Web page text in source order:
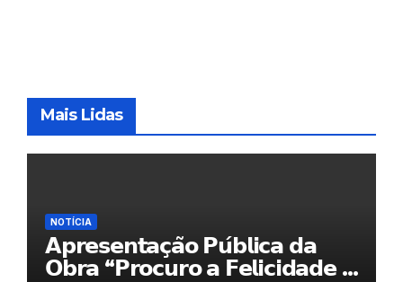
Mais Lidas
NOTÍCIA
𝗔𝗽𝗿𝗲𝘀𝗲𝗻𝘁𝗮𝗰̧𝗮̃𝗼 𝗣𝘂́𝗯𝗹𝗶𝗰𝗮 𝗱𝗮
𝗢𝗯𝗿𝗮 “𝗣𝗿𝗼𝗰𝘂𝗿𝗼 𝗮 𝗙𝗲𝗹𝗶𝗰𝗶𝗱𝗮𝗱𝗲 𝗲